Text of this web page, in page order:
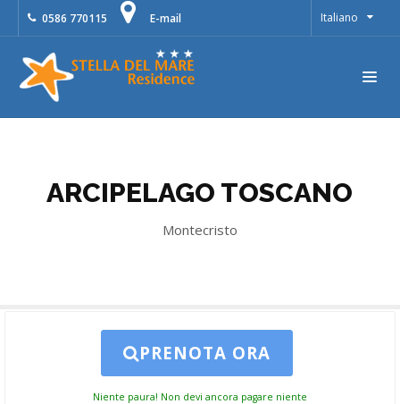
Italiano
0586 770115 E-mail
ARCIPELAGO TOSCANO
Montecristo
PRENOTA ORA
Niente paura! Non devi ancora pagare niente